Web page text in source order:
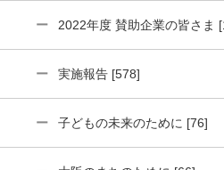
2022年度 賛助企業の皆さま
実施報告 [578]
子どもの未来のために [76]